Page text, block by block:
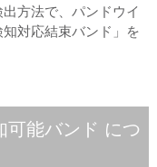
方法で、パンドウイ
対応結束バンド」を
可能バンド につ